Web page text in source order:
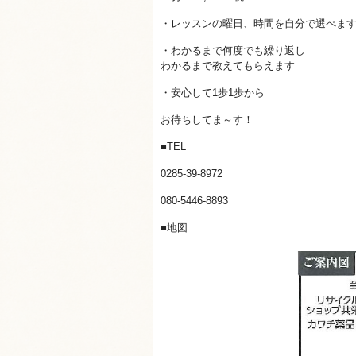
・レッスンの曜日、時間を自分で選べま
・わかるまで何度でも繰り返し
わかるまで教えてもらえます
・安心して1歩1歩から
お待ちしてま～す！
■TEL
0285‐39‐8972
080‐5446‐8893
■地図